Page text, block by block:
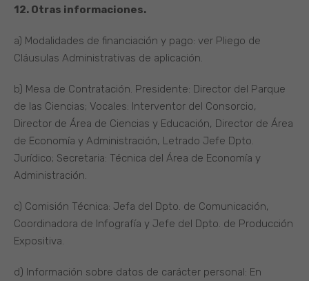
12. Otras informaciones.
a) Modalidades de financiación y pago: ver Pliego de
Cláusulas Administrativas de aplicación.
b) Mesa de Contratación. Presidente: Director del Parque
de las Ciencias; Vocales: Interventor del Consorcio,
Director de Área de Ciencias y Educación, Director de Área
de Economía y Administración, Letrado Jefe Dpto.
Jurídico; Secretaria: Técnica del Área de Economía y
Administración.
c) Comisión Técnica: Jefa del Dpto. de Comunicación,
Coordinadora de Infografía y Jefe del Dpto. de Producción
Expositiva.
d) Información sobre datos de carácter personal: En